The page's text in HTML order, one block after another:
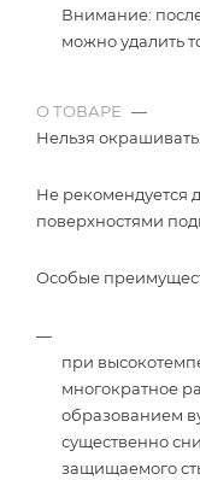
Внимание:
можно удалить
О ТОВАРЕ —
Нельзя окрашивать.
Не рекомендуется
поверхностями
Особые
при
многократное
образованием
существенно
защищаемого